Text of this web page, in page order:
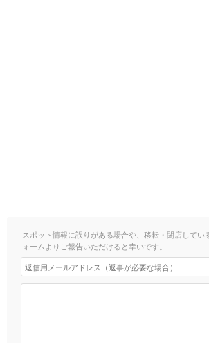
スポット情報に誤りがある場合や、移転・閉店してい
ォームよりご報告いただけると幸いです。